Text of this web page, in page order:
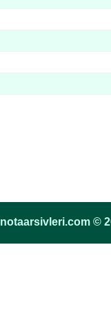
notaarsivleri.com ©